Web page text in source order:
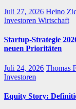
Juli 27, 2026 Heino
Investoren Wirtschaft
Startup-Strategie
neuen Prioritäten
Juli 24, 2026 Thomas
Investoren
Equity Story: